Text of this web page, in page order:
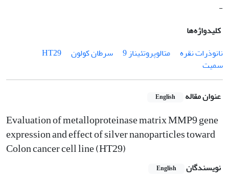
-
کلیدواژه‌ها
نانوذرات نقره
متالوپروتئیناز 9 سرطان کولون
HT29
سمیت
عنوان مقاله English
Evaluation of metalloproteinase matrix MMP9 gene
expression and effect of silver nanoparticles toward
Colon cancer cell line (HT29)
نویسندگان English